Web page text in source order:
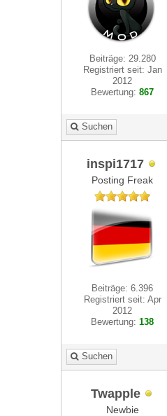
Beiträge: 29.280
Registriert seit: Jan
2012
Bewertung:867
Suchen
inspi1717
Posting Freak
Beiträge: 6.396
Registriert seit: Apr
2012
Bewertung:138
Suchen
Twapple
Newbie